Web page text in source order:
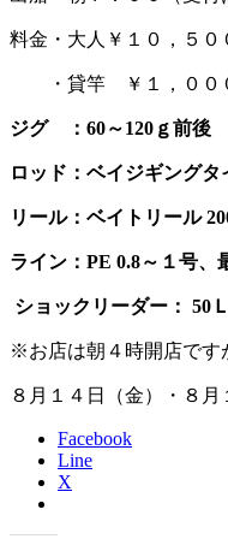
料金・大人￥１０，５
・貸竿 ￥１，００
ジグ ：60～120ｇ前後
ロッド：ベイジギングタ
リール：ベイトリール
ライン：PE 0.8～１号、
ショックリーダー： 50
※お店は朝４時開店です
８月１４日（金）・８月
Facebook
Line
X